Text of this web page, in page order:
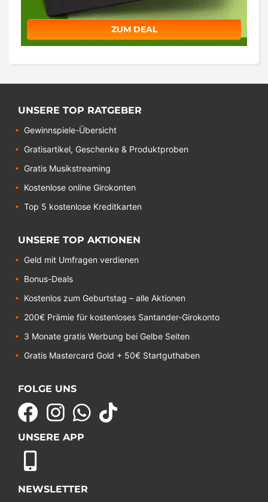
ZUM DEAL
UNSERE TOP RATGEBER
Gewinnspiele-Übersicht
Gratisartikel, Geschenke & Produktproben
Gratis Musikstreaming
Kostenlose online Girokonten
Top 5 kostenlose Kreditkarten
UNSERE TOP AKTIONEN
Geld mit Umfragen verdienen
Bonus-Deals
Kostenlos zum Geburtstag – alle Aktionen
200€ Prämie für kostenloses Santander-Girokonto
3 Monate gratis Werbung bei Gelbe Seiten
Gratis Mastercard Gold + 50€ Startguthaben
FOLGE UNS
UNSERE APP
NEWSLETTER